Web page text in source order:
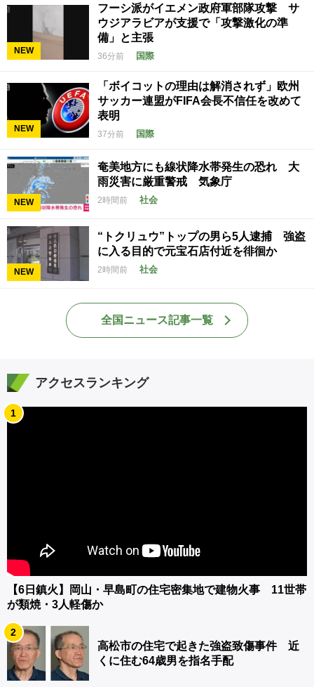
NEW
フーシ派がイエメン政府軍部隊攻撃 サ
ウジアラビアが支援で「攻撃激化の準
備」と主張
36分前 国際
NEW
「ボイコットの理由は解消されず」欧州
サッカー連盟がFIFA会長不信任を改めて
表明
37分前 国際
NEW
奄美地方にも線状降水帯発生の恐れ 大
雨災害に厳重警戒 気象庁
2時間前 社会
NEW
“トクリュウ”トップの男ら5人逮捕 強盗
に入る目的で元宝石店付近を徘徊か
2時間前 社会
全国ニュース記事一覧
アクセスランキング
1
【6日鎮火】岡山・早島町の住宅密集地で建物火事 11世帯
が類焼・3人軽傷か
2
高松市の住宅で起きた強盗致傷事件 近
くに住む64歳男を指名手配